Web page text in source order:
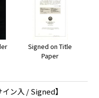
Signed on Title
Paper
ン入 / Signed】